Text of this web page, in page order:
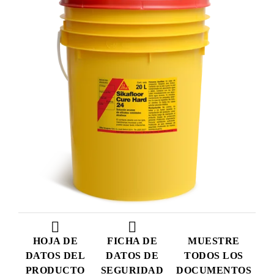
HOJA DE
DATOS DEL
PRODUCTO
FICHA DE
DATOS DE
SEGURIDAD
MUESTRE
TODOS LOS
DOCUMENTOS